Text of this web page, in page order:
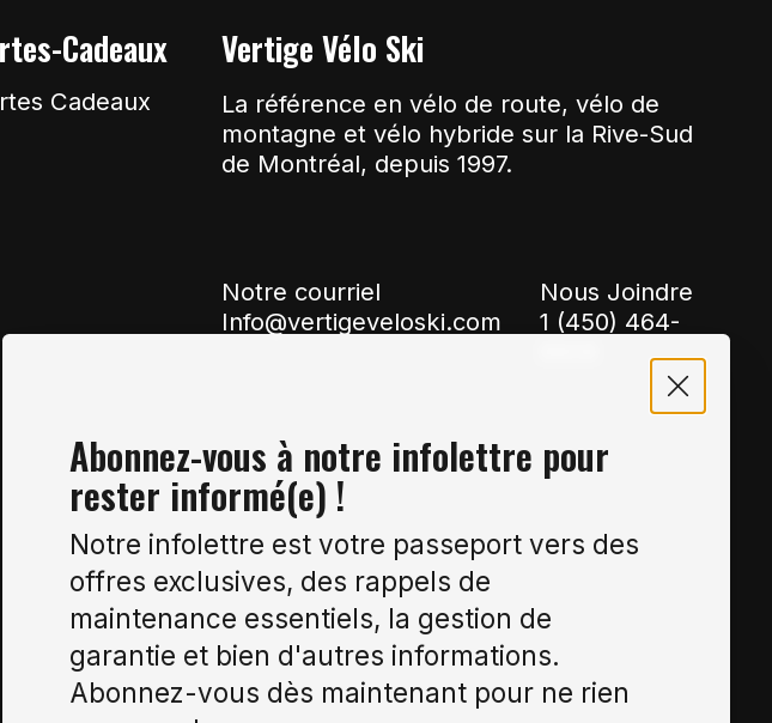
Cadeaux
Cadeaux
Vertige Vélo Ski
La référence en vélo de route, vélo de
montagne et vélo hybride sur la Rive-Sud
de Montréal, depuis 1997.
Notre courriel
Info@vertigeveloski.com
Nous Joindre
1 (450) 464-
Abonnez-vous à notre infolettre pour
rester informé(e) !
Notre infolettre est votre passeport vers des
offres exclusives, des rappels de
maintenance essentiels, la gestion de
garantie et bien d'autres informations.
Abonnez-vous dès maintenant pour ne rien